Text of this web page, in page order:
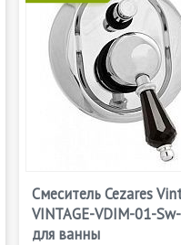
Смеситель Cezares
VINTAGE-VDIM-01-
для ванны